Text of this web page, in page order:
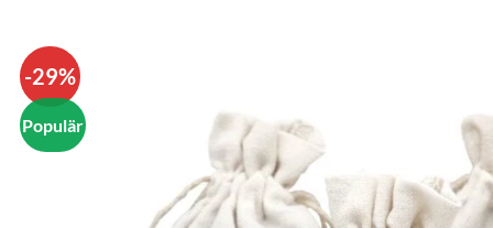
-29%
Populär